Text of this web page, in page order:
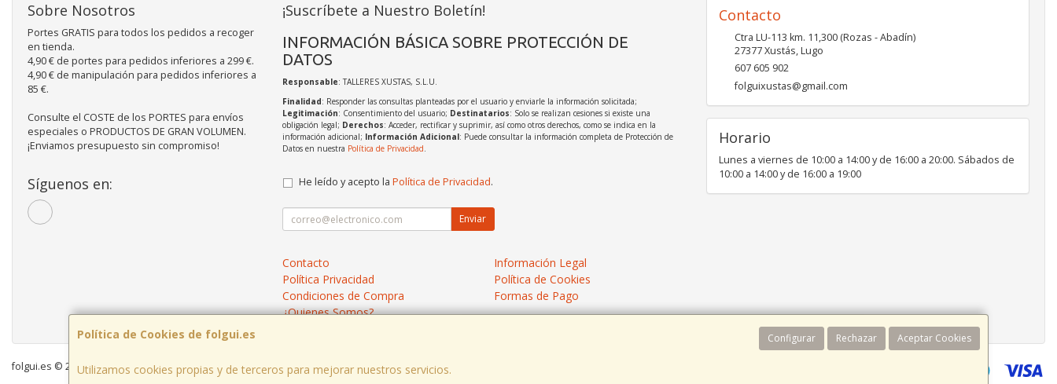
Política de Cookies de folgui.es Configurar Rechazar Aceptar Cookies
Utilizamos cookies propias y de terceros para mejorar nuestros servicios.
Sobre Nosotros
Portes GRATIS para todos los pedidos a recoger
en tienda.
4,90 € de portes para pedidos inferiores a 299 €.
4,90 € de manipulación para pedidos inferiores a
85 €.
Consulte el COSTE de los PORTES para envíos
especiales o PRODUCTOS DE GRAN VOLUMEN.
¡Enviamos presupuesto sin compromiso!
Síguenos en:
¡Suscríbete a Nuestro Boletín!
INFORMACIÓN BÁSICA SOBRE PROTECCIÓN DE
DATOS
Responsable: TALLERES XUSTAS, S.L.U.
Finalidad: Responder las consultas planteadas por el usuario y enviarle la información solicitada;
Legitimación: Consentimiento del usuario; Destinatarios: Solo se realizan cesiones si existe una
obligación legal; Derechos: Acceder, rectificar y suprimir, así como otros derechos, como se indica en la
información adicional; Información Adicional: Puede consultar la información completa de Protección de
Datos en nuestra Política de Privacidad.
He leído y acepto la Política de Privacidad.
Enviar
Contacto
Información Legal
Política Privacidad
Política de Cookies
Condiciones de Compra
Formas de Pago
¿Quienes Somos?
Contacto
Ctra LU-113 km. 11,300 (Rozas - Abadín)
27377Xustás,Lugo
607 605 902
folguixustas@gmail.com
Horario
Lunes a viernes de 10:00 a 14:00 y de 16:00 a 20:00. Sábados de
10:00 a 14:00 y de 16:00 a 19:00
folgui.es © 2026